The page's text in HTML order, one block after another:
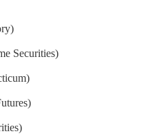
Securities)